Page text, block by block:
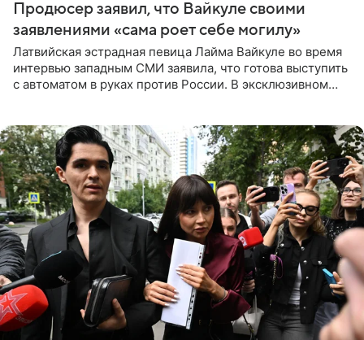
Продюсер заявил, что Вайкуле своими
заявлениями «сама роет себе могилу»
Латвийская эстрадная певица Лайма Вайкуле во время
интервью западным СМИ заявила, что готова выступить
с автоматом в руках против России. В эксклюзивном